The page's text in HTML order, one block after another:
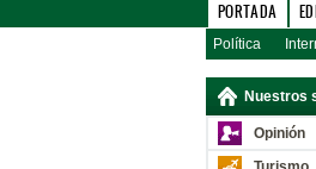
PORTADA
Política
Nuestros
Opinión